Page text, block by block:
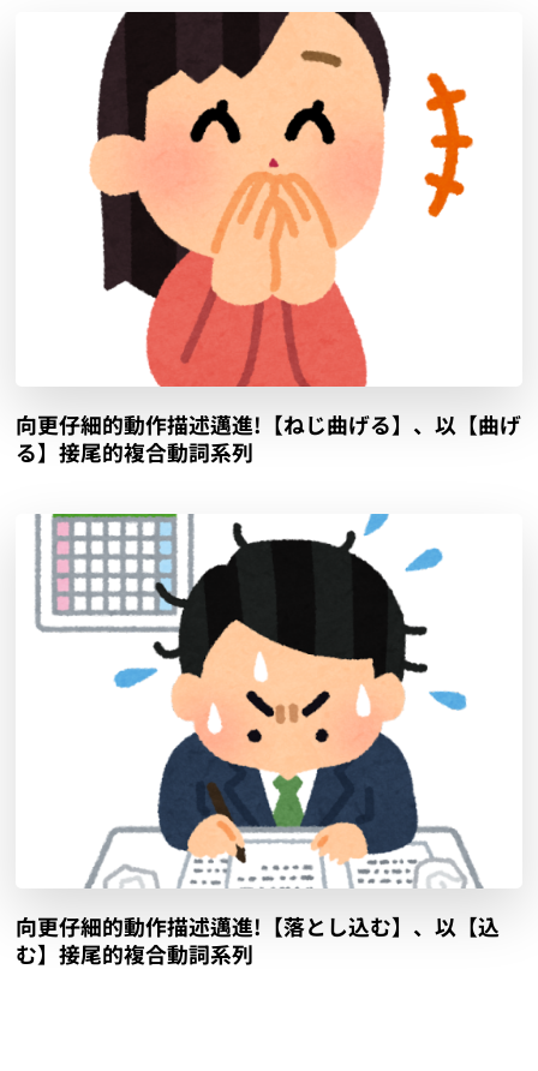
向更仔細的動作描述邁進!【ねじ曲げる】、以【曲げ
る】接尾的複合動詞系列
向更仔細的動作描述邁進!【落とし込む】、以【込
む】接尾的複合動詞系列